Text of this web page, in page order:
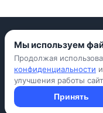
©
Подать объявление
Мы используем
Продолжая
конфиденциальности
улучшения работы
Принять